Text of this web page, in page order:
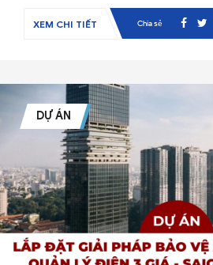
XEM CHI TIẾT Chia sẻ
DỰ ÁN